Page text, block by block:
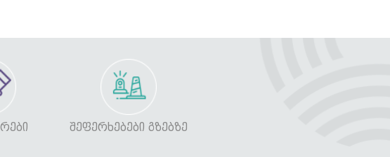
ᲨᲔᲤᲔᲠᲮᲔᲑᲔᲑᲘ ᲒᲖᲔᲑᲖᲔ